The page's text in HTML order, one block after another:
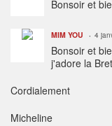
Bonsoir et
MIM YOU 4
Bonsoir et
j'adore la
Cordialement
Micheline